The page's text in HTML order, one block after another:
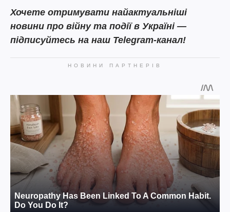
Хочете отримувати найактуальніші
новини про війну та події в Україні —
підписуйтесь на наш Telegram-канал!